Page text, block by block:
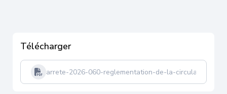
Télécharger
arrete-2026-060-reglementation-de-la-circulation-et-